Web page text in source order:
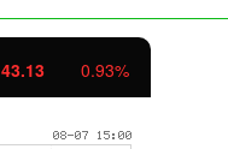
43.13 0.93%